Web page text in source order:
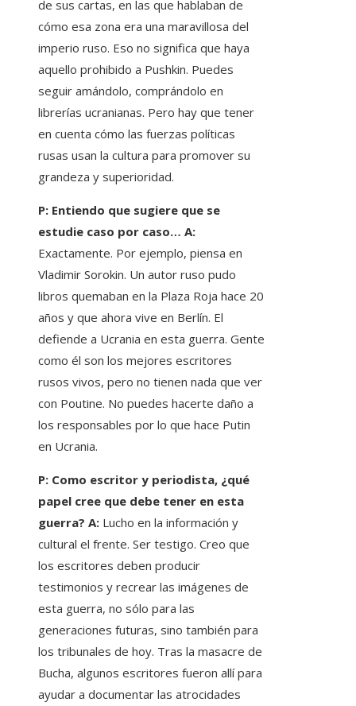
de sus cartas, en las que hablaban de
cómo esa zona era una maravillosa del
imperio ruso. Eso no significa que haya
aquello prohibido a Pushkin. Puedes
seguir amándolo, comprándolo en
librerías ucranianas. Pero hay que tener
en cuenta cómo las fuerzas políticas
rusas usan la cultura para promover su
grandeza y superioridad.
P: Entiendo que sugiere que se
estudie caso por caso… A:
Exactamente. Por ejemplo, piensa en
Vladimir Sorokin. Un autor ruso pudo
libros quemaban en la Plaza Roja hace 20
años y que ahora vive en Berlín. El
defiende a Ucrania en esta guerra. Gente
como él son los mejores escritores
rusos vivos, pero no tienen nada que ver
con Poutine. No puedes hacerte daño a
los responsables por lo que hace Putin
en Ucrania.
P: Como escritor y periodista, ¿qué
papel cree que debe tener en esta
guerra? A: Lucho en la información y
cultural el frente. Ser testigo. Creo que
los escritores deben producir
testimonios y recrear las imágenes de
esta guerra, no sólo para las
generaciones futuras, sino también para
los tribunales de hoy. Tras la masacre de
Bucha, algunos escritores fueron allí para
ayudar a documentar las atrocidades